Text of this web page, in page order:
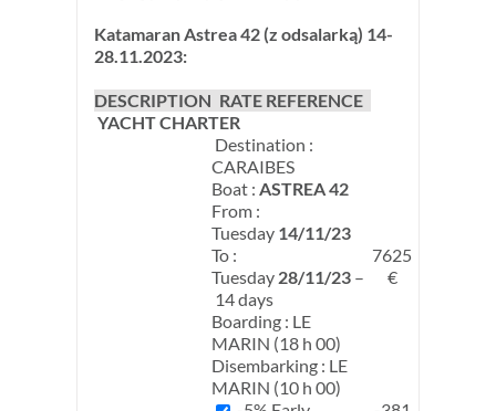
Katamaran Astrea 42 (z odsalarką) 14-
28.11.2023:
DESCRIPTION RATE REFERENCE
YACHT CHARTER
Destination :
CARAIBES
Boat : ASTREA 42
From :
Tuesday 14/11/23
To :
Tuesday 28/11/23–
14 days
Boarding : LE
MARIN (18 h 00)
Disembarking : LE
MARIN (10 h 00)
7625
€